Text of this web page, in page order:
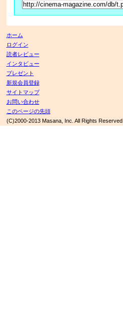
ホーム
ログイン
読者レビュー
インタビュー
プレゼント
新規会員登録
サイトマップ
お問い合わせ
このページの先頭
(C)2000-2013 Masana, Inc. All Rights Reserved.